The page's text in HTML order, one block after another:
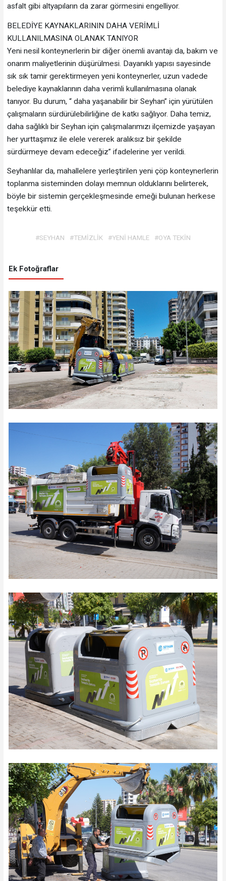
asfalt gibi altyapıların da zarar görmesini engelliyor.
BELEDİYE KAYNAKLARININ DAHA VERİMLİ
KULLANILMASINA OLANAK TANIYOR
Yeni nesil konteynerlerin bir diğer önemli avantajı da, bakım ve
onarım maliyetlerinin düşürülmesi. Dayanıklı yapısı sayesinde
sık sık tamir gerektirmeyen yeni konteynerler, uzun vadede
belediye kaynaklarının daha verimli kullanılmasına olanak
tanıyor. Bu durum, “ daha yaşanabilir bir Seyhan” için yürütülen
çalışmaların sürdürülebilirliğine de katkı sağlıyor. Daha temiz,
daha sağlıklı bir Seyhan için çalışmalarımızı ilçemizde yaşayan
her yurttaşımız ile elele vererek aralıksız bir şekilde
sürdürmeye devam edeceğiz” ifadelerine yer verildi.
Seyhanlılar da, mahallelere yerleştirilen yeni çöp konteynerlerin
toplanma sisteminden dolayı memnun olduklarını belirterek,
böyle bir sistemin gerçekleşmesinde emeği bulunan herkese
teşekkür etti.
#SEYHAN #TEMİZLİK #YENİ HAMLE #OYA TEKİN
Ek Fotoğraflar